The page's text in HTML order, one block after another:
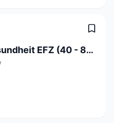
Fachperson Gesundheit EFZ (40 - 80%)